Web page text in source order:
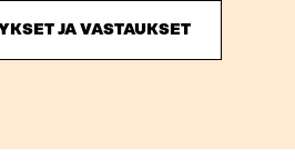
JA VASTAUKSET